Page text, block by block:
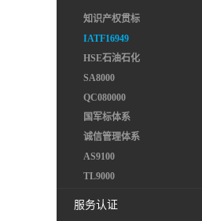
知识产权贯标
IATF16949
HSE石油石化
SA8000
QC080000
国军标体系
诚信管理体系
AS9100
TL9000
服务认证